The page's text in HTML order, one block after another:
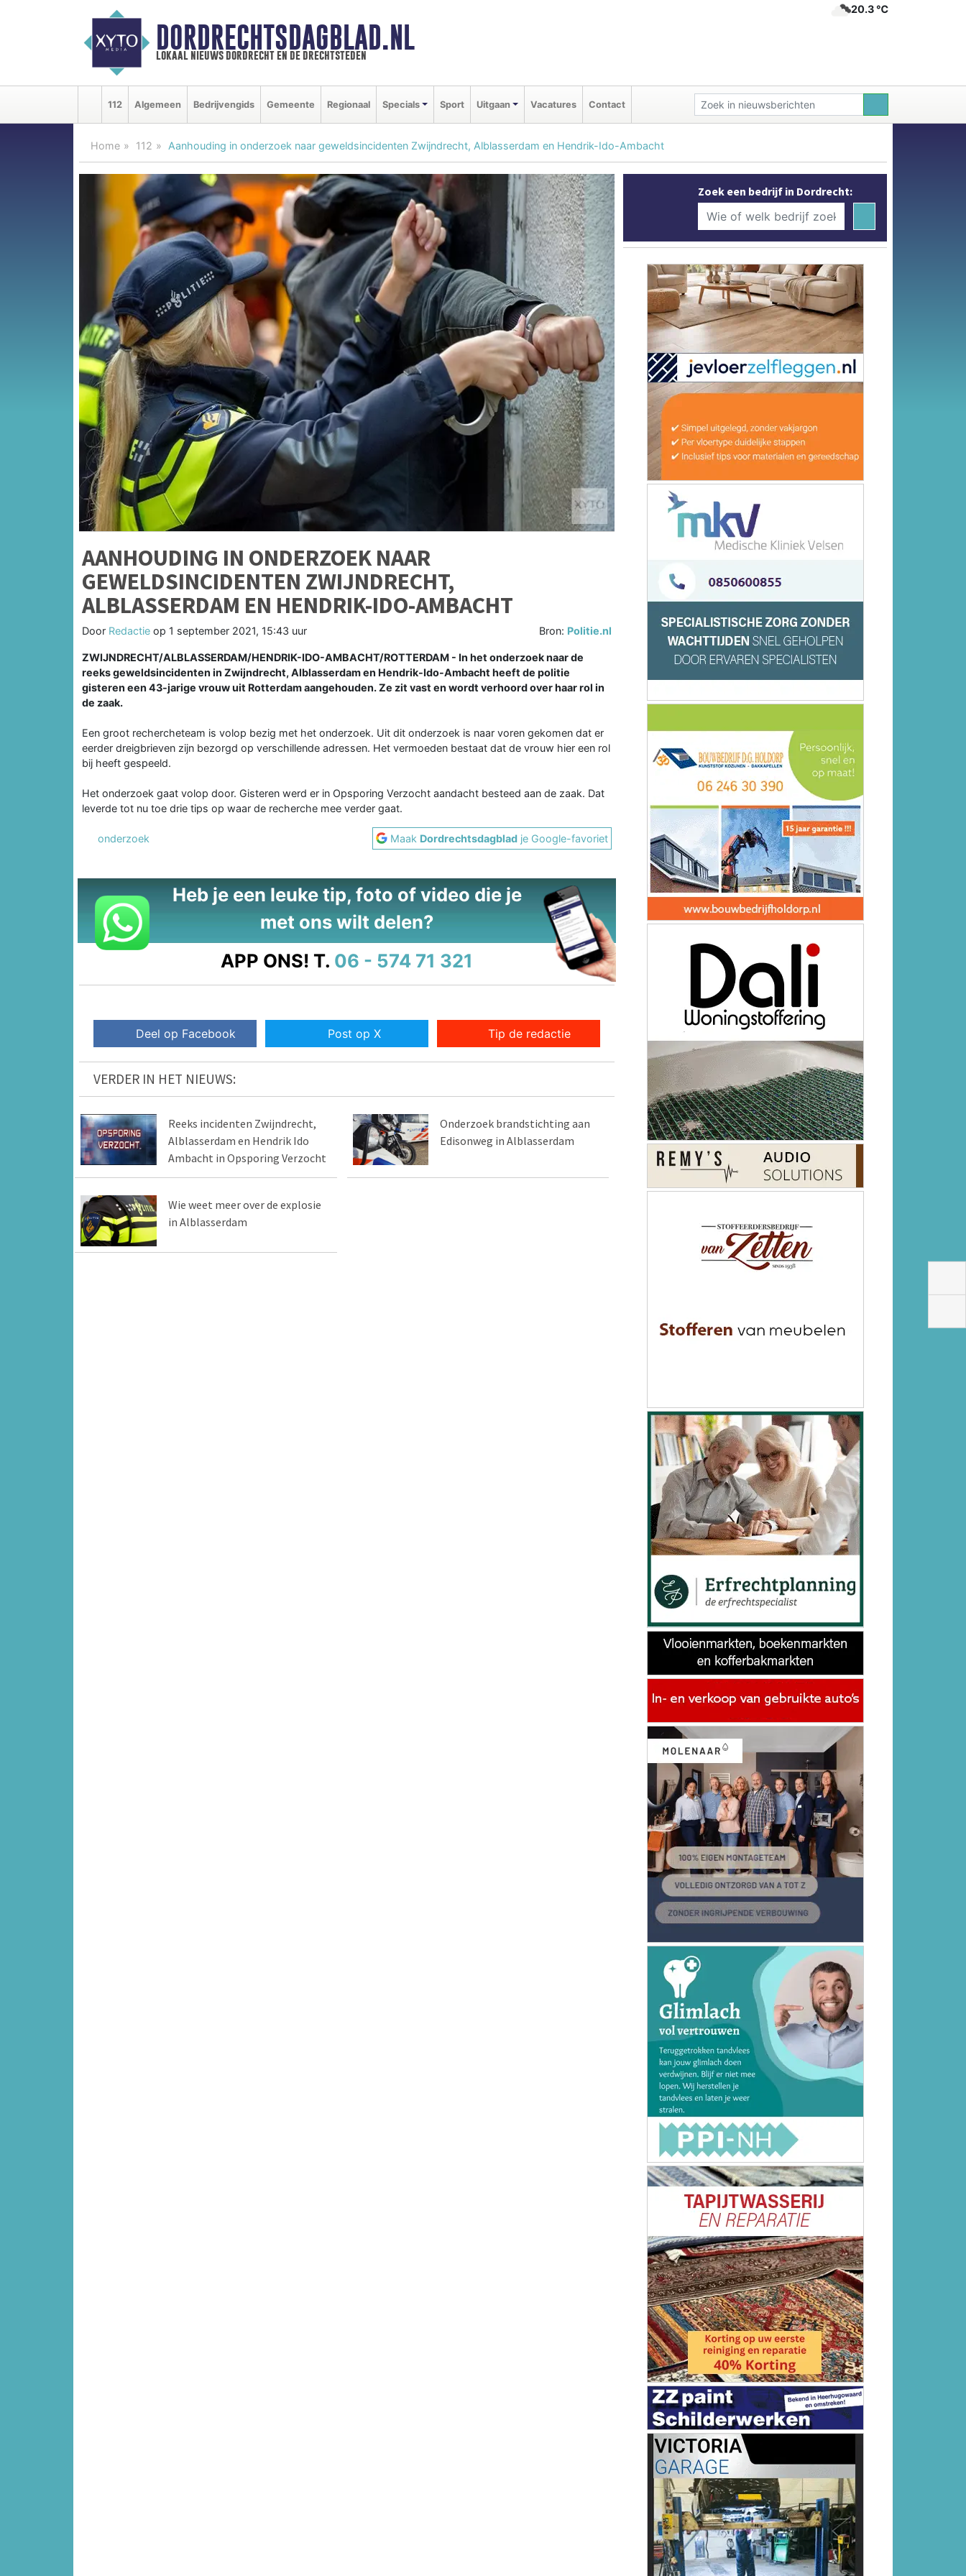
DORDRECHTSDAGBLAD.NL
lokaal nieuws dordrecht en de drechtsteden
20.3 ℃
112 Algemeen Bedrijvengids Gemeente Regionaal Specials Sport Uitgaan Vacatures Contact
Home 112 Aanhouding in onderzoek naar geweldsincidenten Zwijndrecht, Alblasserdam en Hendrik-Ido-Ambacht
AANHOUDING IN ONDERZOEK NAAR
GEWELDSINCIDENTEN ZWIJNDRECHT,
ALBLASSERDAM EN HENDRIK-IDO-AMBACHT
Door Redactie op 1 september 2021, 15:43 uur Bron: Politie.nl
ZWIJNDRECHT/ALBLASSERDAM/HENDRIK-IDO-AMBACHT/ROTTERDAM - In het onderzoek naar de
reeks geweldsincidenten in Zwijndrecht, Alblasserdam en Hendrik-Ido-Ambacht heeft de politie
gisteren een 43-jarige vrouw uit Rotterdam aangehouden. Ze zit vast en wordt verhoord over haar rol in
de zaak.
Een groot rechercheteam is volop bezig met het onderzoek. Uit dit onderzoek is naar voren gekomen dat er
eerder dreigbrieven zijn bezorgd op verschillende adressen. Het vermoeden bestaat dat de vrouw hier een rol
bij heeft gespeeld.
Het onderzoek gaat volop door. Gisteren werd er in Opsporing Verzocht aandacht besteed aan de zaak. Dat
leverde tot nu toe drie tips op waar de recherche mee verder gaat.
onderzoek Maak Dordrechtsdagblad je Google-favoriet
Heb je een leuke tip, foto of video die je
met ons wilt delen?
APP ONS! T. 06 - 574 71 321
Deel op Facebook Post op X Tip de redactie
VERDER IN HET NIEUWS:
Reeks incidenten Zwijndrecht,
Alblasserdam en Hendrik Ido
Ambacht in Opsporing Verzocht
Onderzoek brandstichting aan
Edisonweg in Alblasserdam
Wie weet meer over de explosie
in Alblasserdam
Zoek een bedrijf in Dordrecht: